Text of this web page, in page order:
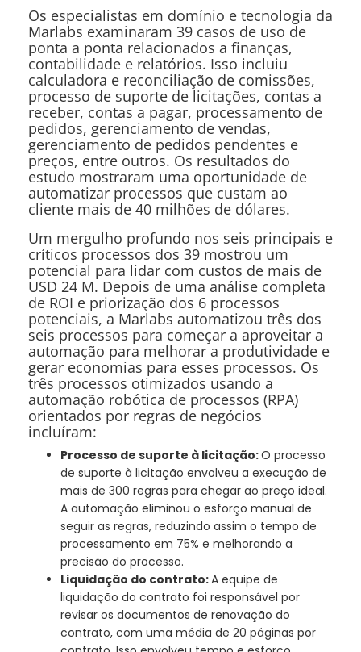
Os especialistas em domínio e tecnologia da
Marlabs examinaram 39 casos de uso de
ponta a ponta relacionados a finanças,
contabilidade e relatórios. Isso incluiu
calculadora e reconciliação de comissões,
processo de suporte de licitações, contas a
receber, contas a pagar, processamento de
pedidos, gerenciamento de vendas,
gerenciamento de pedidos pendentes e
preços, entre outros. Os resultados do
estudo mostraram uma oportunidade de
automatizar processos que custam ao
cliente mais de 40 milhões de dólares.
Um mergulho profundo nos seis principais e
críticos processos dos 39 mostrou um
potencial para lidar com custos de mais de
USD 24 M. Depois de uma análise completa
de ROI e priorização dos 6 processos
potenciais, a Marlabs automatizou três dos
seis processos para começar a aproveitar a
automação para melhorar a produtividade e
gerar economias para esses processos. Os
três processos otimizados usando a
automação robótica de processos (RPA)
orientados por regras de negócios
incluíram:
Processo de suporte à licitação:O processo
de suporte à licitação envolveu a execução de
mais de 300 regras para chegar ao preço ideal.
A automação eliminou o esforço manual de
seguir as regras, reduzindo assim o tempo de
processamento em 75% e melhorando a
precisão do processo.
Liquidação do contrato:A equipe de
liquidação do contrato foi responsável por
revisar os documentos de renovação do
contrato, com uma média de 20 páginas por